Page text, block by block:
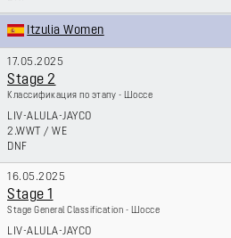
Itzulia Women
17.05.2025
Stage 2
Классификация по этапу - Шоссе
LIV-ALULA-JAYCO
2.WWT / WE
DNF
16.05.2025
Stage 1
Stage General Classification - Шоссе
LIV-ALULA-JAYCO